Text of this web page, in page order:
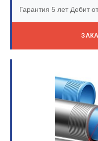
Гарантия 5 летДебит